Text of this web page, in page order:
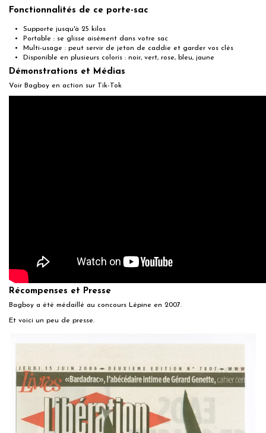
Fonctionnalités de ce porte-sac
Supporte jusqu'à 25 kilos
Portable : se glisse aisément dans votre sac
Multi-usage : peut servir de jeton de caddie et garder vos clés
Disponible en plusieurs coloris : noir, vert, rose, bleu, jaune
Démonstrations et Médias
Voir Bagboy en action sur Tik-Tok
Récompenses et Presse
Bagboy a été médaillé au concours Lépine en 2007.
Et voici un peu de presse.